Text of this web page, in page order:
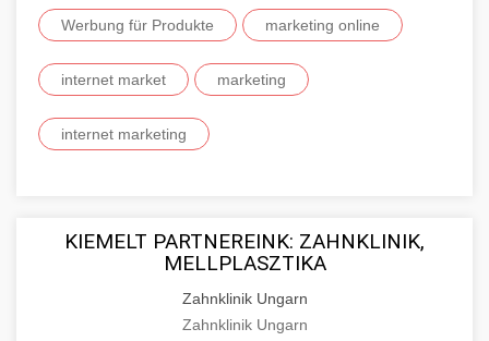
Werbung für Produkte marketing online
internet market marketing
internet marketing
KIEMELT PARTNEREINK: ZAHNKLINIK,
MELLPLASZTIKA
Zahnklinik Ungarn
Zahnklinik Ungarn